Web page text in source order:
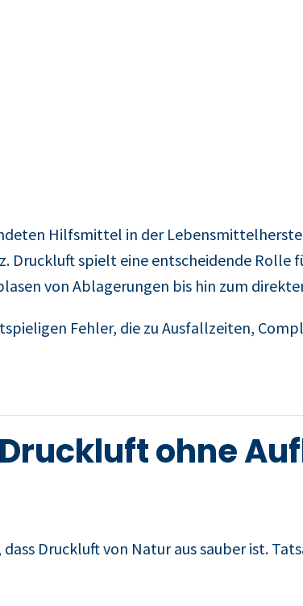
Hilfsmittel in der
Druckluft spielt eine entscheidende
von Ablagerungen bis hin zum
Fehler, die zu Ausfallzeiten,
ohne
Druckluft von Natur aus sauber ist.